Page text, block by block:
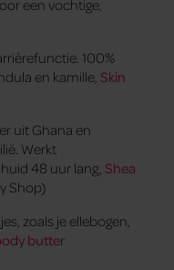
een vochtige,
100%
en kamille, Skin
uit Ghana en
Werkt
48 uur lang, Shea
Shop)
zoals je ellebogen,
butter